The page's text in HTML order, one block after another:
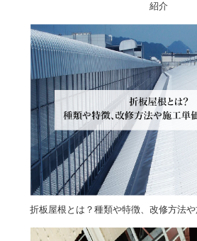
紹介
折板屋根とは？種類や特徴、改修方法